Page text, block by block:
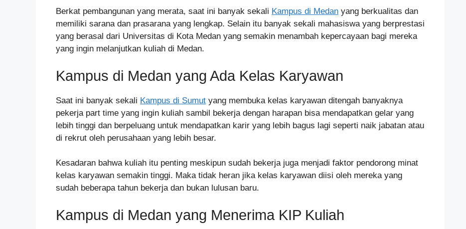
Berkat pembangunan yang merata, saat ini banyak sekali Kampus di Medan yang berkualitas dan
memiliki sarana dan prasarana yang lengkap. Selain itu banyak sekali mahasiswa yang berprestasi
yang berasal dari Universitas di Kota Medan yang semakin menambah kepercayaan bagi mereka
yang ingin melanjutkan kuliah di Medan.
Kampus di Medan yang Ada Kelas Karyawan
Saat ini banyak sekali Kampus di Sumut yang membuka kelas karyawan ditengah banyaknya
pekerja part time yang ingin kuliah sambil bekerja dengan harapan bisa mendapatkan gelar yang
lebih tinggi dan berpeluang untuk mendapatkan karir yang lebih bagus lagi seperti naik jabatan atau
di rekrut oleh perusahaan yang lebih besar.
Kesadaran bahwa kuliah itu penting meskipun sudah bekerja juga menjadi faktor pendorong minat
kelas karyawan semakin tinggi. Maka tidak heran jika kelas karyawan diisi oleh mereka yang
sudah beberapa tahun bekerja dan bukan lulusan baru.
Kampus di Medan yang Menerima KIP Kuliah